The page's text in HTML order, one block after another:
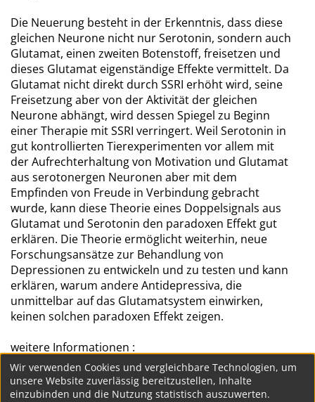
Die Neuerung besteht in der Erkenntnis, dass diese
gleichen Neurone nicht nur Serotonin, sondern auch
Glutamat, einen zweiten Botenstoff, freisetzen und
dieses Glutamat eigenständige Effekte vermittelt. Da
Glutamat nicht direkt durch SSRI erhöht wird, seine
Freisetzung aber von der Aktivität der gleichen
Neurone abhängt, wird dessen Spiegel zu Beginn
einer Therapie mit SSRI verringert. Weil Serotonin in
gut kontrollierten Tierexperimenten vor allem mit
der Aufrechterhaltung von Motivation und Glutamat
aus serotonergen Neuronen aber mit dem
Empfinden von Freude in Verbindung gebracht
wurde, kann diese Theorie eines Doppelsignals aus
Glutamat und Serotonin den paradoxen Effekt gut
erklären. Die Theorie ermöglicht weiterhin, neue
Forschungsansätze zur Behandlung von
Depressionen zu entwickeln und zu testen und kann
erklären, warum andere Antidepressiva, die
unmittelbar auf das Glutamatsystem einwirken,
keinen solchen paradoxen Effekt zeigen.
weitere Informationen :
Publikation in TiCS
484 485 ...
Wir verwenden Cookies und vergleichbare Technologien, um
unsere Website zuverlässig bereitzustellen, Inhalte
einzubinden und die Nutzung statistisch auszuwerten.